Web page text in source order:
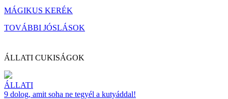
MÁGIKUS KERÉK
TOVÁBBI JÓSLÁSOK
ÁLLATI CUKISÁGOK
ÁLLATI
9 dolog, amit soha ne tegyél a kutyáddal!